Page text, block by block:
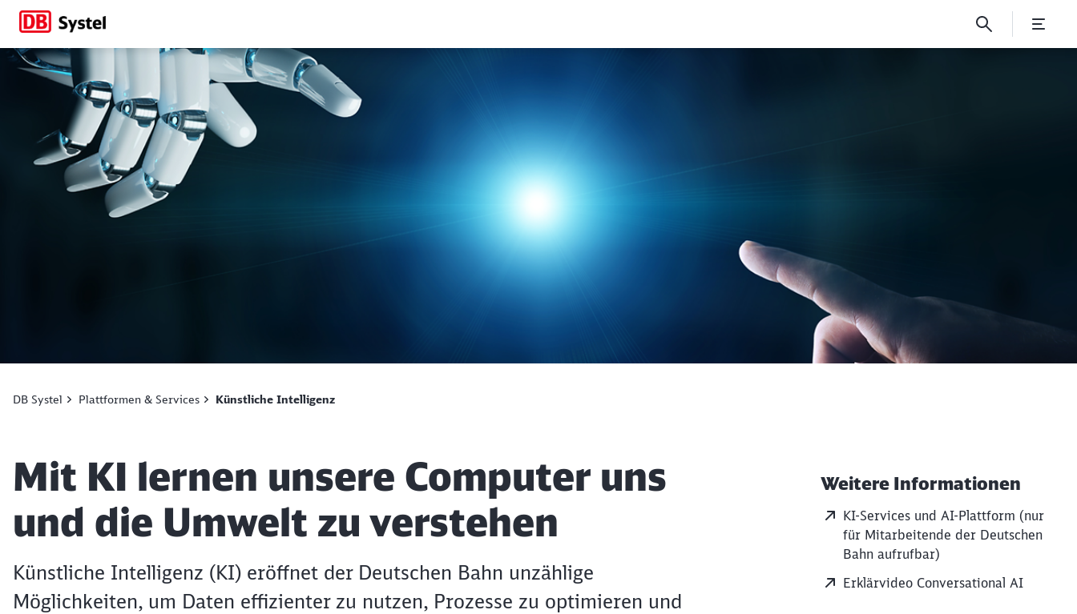
Mit KI lernen unsere Computer uns und die Umwelt zu
DB Systel Plattformen & Services Künstliche Intelligenz
Artikel:
Mit KI lernen unsere Computer uns
und die Umwelt zu verstehen
Künstliche Intelligenz (KI) eröffnet der Deutschen Bahn unzählige
Möglichkeiten, um Daten effizienter zu nutzen, Prozesse zu optimieren und
Weiterführende
Weitere Informationen
KI-Services und AI-Plattform (nur
für Mitarbeitende der Deutschen
Bahn aufrufbar)
Erklärvideo Conversational AI